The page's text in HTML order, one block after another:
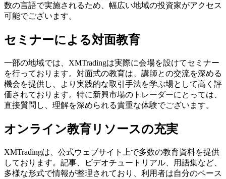
数の言語で実施されるため、幅広い地域の投資家がアクセス
可能でございます。
セミナーによる対面教育
一部の地域では、XMTradingは実際に会場を設けてセミナー
を行っております。対面式の教育は、講師との交流を深める
機会を提供し、より実践的な取引手法を学ぶ場として高く評
価されております。特に新興市場のトレーダーにとっては、
直接質問し、理解を深められる貴重な体験でございます。
オンライン教育リソースの充実
XMTradingは、公式ウェブサイト上で多数の教育資料を提供
しております。記事、ビデオチュートリアル、用語集など、
多様な形式で情報が整理されており、利用者は自分のペース